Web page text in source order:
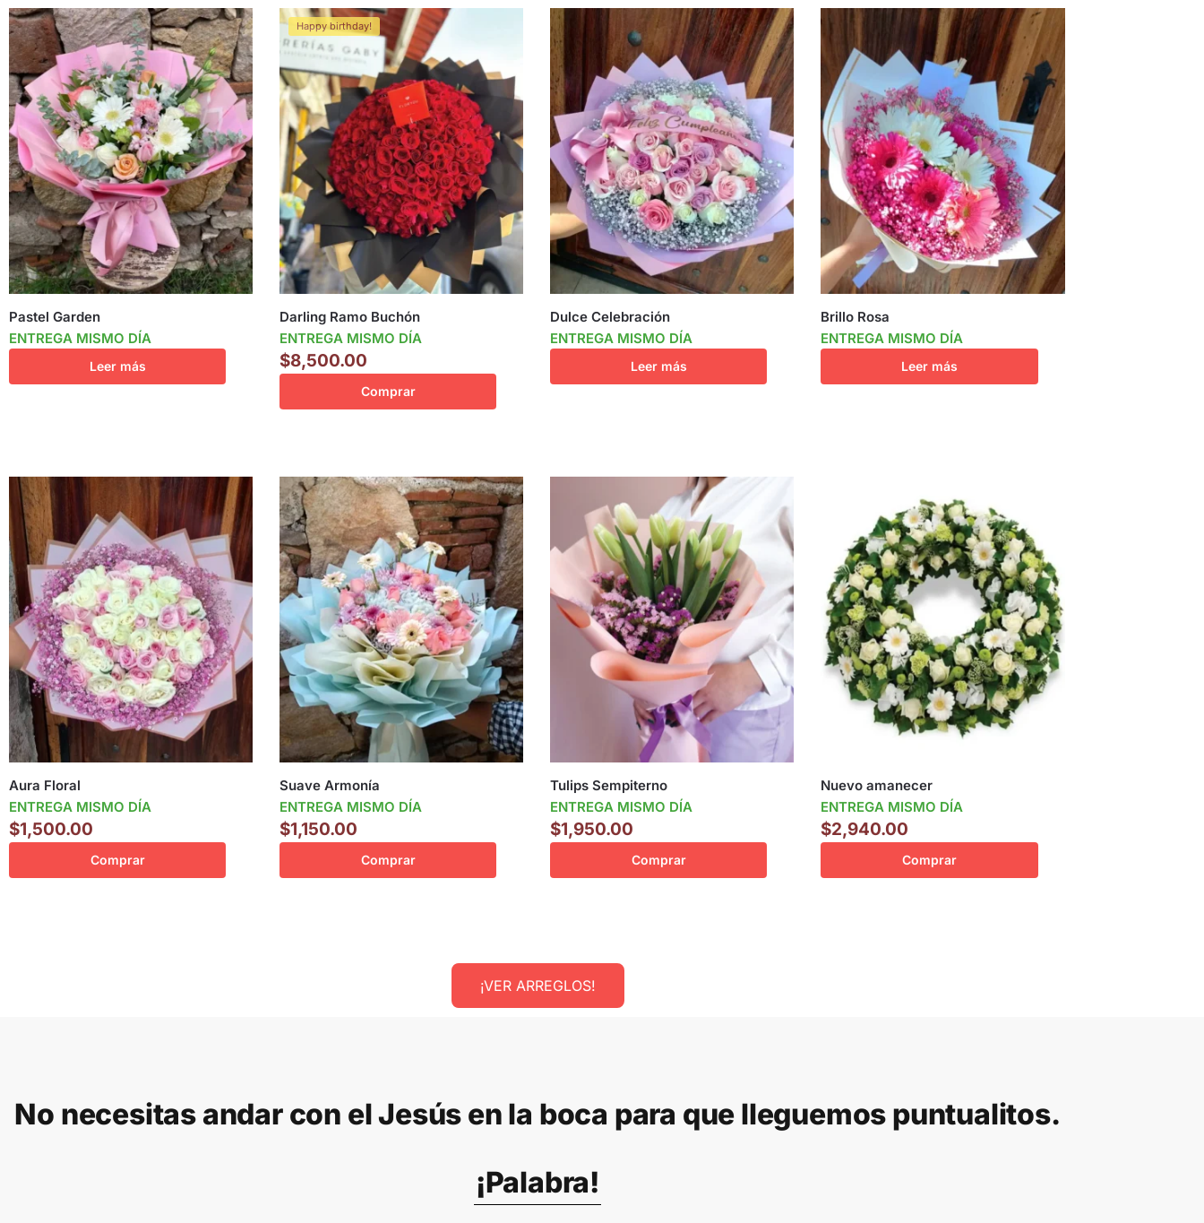
Pastel Garden
ENTREGA MISMO DÍA
Leer más
Happy birthday!
Darling Ramo Buchón
ENTREGA MISMO DÍA
$8,500.00
Comprar
Dulce Celebración
ENTREGA MISMO DÍA
Leer más
Brillo Rosa
ENTREGA MISMO DÍA
Leer más
Aura Floral
ENTREGA MISMO DÍA
$1,500.00
Comprar
Suave Armonía
ENTREGA MISMO DÍA
$1,150.00
Comprar
Tulips Sempiterno
ENTREGA MISMO DÍA
$1,950.00
Comprar
Nuevo amanecer
ENTREGA MISMO DÍA
$2,940.00
Comprar
¡VER ARREGLOS!
No necesitas andar con el Jesús en la boca para que lleguemos puntualitos.
¡Palabra!